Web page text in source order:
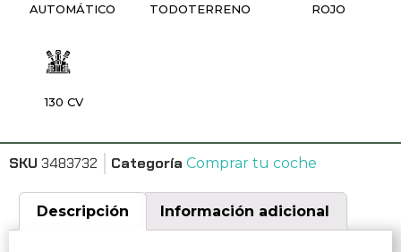
AUTOMÁTICO TODOTERRENO ROJO
130 CV
SKU 3483732 Categoría Comprar tu coche
Descripción Información adicional